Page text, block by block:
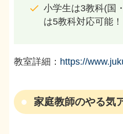
小学生は3教科(国
は5教科対応可能！
教室詳細： https://
家庭教師のやる気